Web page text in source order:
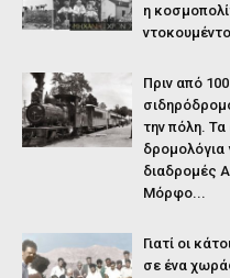
η
ντοκουμέντο
Πριν από
την πόλη.
δρομολόγια
διαδρομές
Μόρφο...
Γιατί οι
σε ένα